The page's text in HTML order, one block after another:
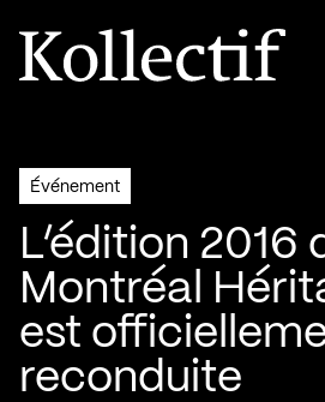
Aller à la page d'accueil
Logo Kollectif
Événement
L’édition 2016
Montréal
est
reconduite